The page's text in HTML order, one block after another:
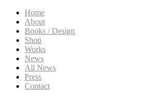
Home
About
Books / Design
Shop
Works
News
All News
Press
Contact